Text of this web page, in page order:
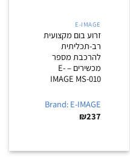
E-IMAGE
זרוע בום מקצועית
רב-תכליתית
להרכבת מספר
מכשירים – E-
IMAGE MS-010
Brand: E-IMAGE
₪237